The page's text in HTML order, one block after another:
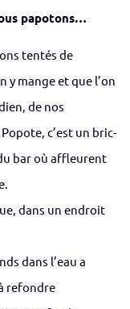
papotons…
tentés de
y mange et que l’on
de nos
c’est un bric-
bar où affleurent
dans un endroit
dans l’eau a
refondre